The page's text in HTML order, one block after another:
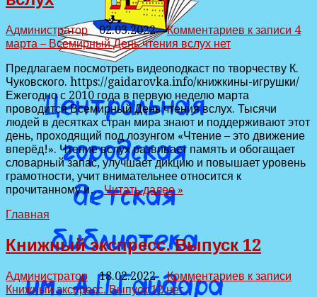
Администратор 02.03.2022 Комментариев к записи 4
марта – Всемирный День чтения вслух нет
Предлагаем посмотреть видеоподкаст по творчеству К.
Чуковского. https://gaidarovka.info/книжкины-игрушки/
Ежегодно с 2010 года в первую неделю марта
проводится Всемирный День чтения вслух. Тысячи
людей в десятках стран мира знают и поддерживают этот
день, проходящий под лозунгом «Чтение – это движение
вперёд!». Чтение вслух развивает память и обогащает
словарный запас, улучшает дикцию и повышает уровень
грамотности, учит внимательнее относится к
прочитанному и…Читать далее »
Главная
Книжный экспресс. Выпуск 12
Администратор 18.02.2022 Комментариев к записи
Книжный экспресс. Выпуск 12нет